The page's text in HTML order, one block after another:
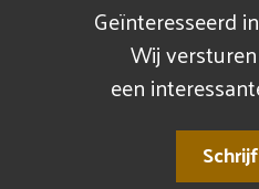
Geïnteresseerd
Wij
een